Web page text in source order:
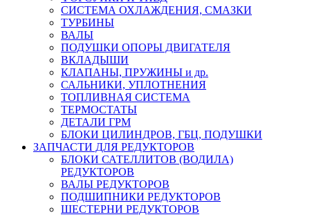
СИСТЕМА ОХЛАЖДЕНИЯ, СМАЗКИ
ТУРБИНЫ
ВАЛЫ
ПОДУШКИ ОПОРЫ ДВИГАТЕЛЯ
ВКЛАДЫШИ
КЛАПАНЫ, ПРУЖИНЫ и др.
САЛЬНИКИ, УПЛОТНЕНИЯ
ТОПЛИВНАЯ СИСТЕМА
ТЕРМОСТАТЫ
ДЕТАЛИ ГРМ
БЛОКИ ЦИЛИНДРОВ, ГБЦ, ПОДУШКИ
ЗАПЧАСТИ ДЛЯ РЕДУКТОРОВ
БЛОКИ САТЕЛЛИТОВ (ВОДИЛА)
РЕДУКТОРОВ
ВАЛЫ РЕДУКТОРОВ
ПОДШИПНИКИ РЕДУКТОРОВ
ШЕСТЕРНИ РЕДУКТОРОВ